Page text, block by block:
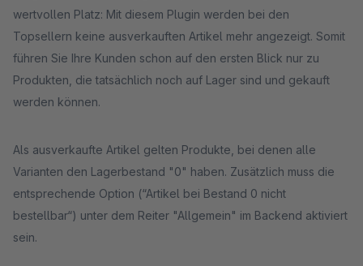
wertvollen Platz: Mit diesem Plugin werden bei den
Topsellern keine ausverkauften Artikel mehr angezeigt. Somit
führen Sie Ihre Kunden schon auf den ersten Blick nur zu
Produkten, die tatsächlich noch auf Lager sind und gekauft
werden können.
Als ausverkaufte Artikel gelten Produkte, bei denen alle
Varianten den Lagerbestand "0" haben. Zusätzlich muss die
entsprechende Option (“Artikel bei Bestand 0 nicht
bestellbar“) unter dem Reiter "Allgemein" im Backend aktiviert
sein.